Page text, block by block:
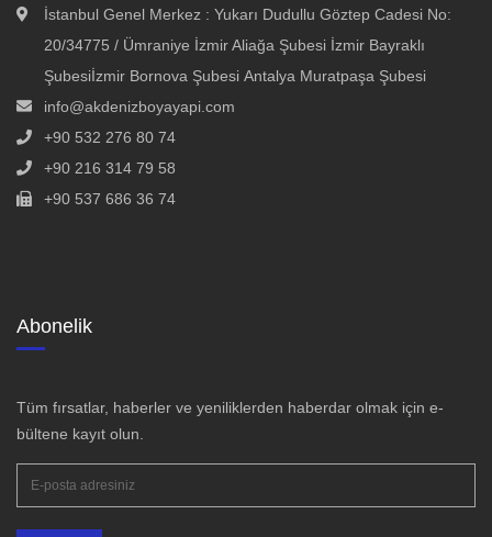
İstanbul Genel Merkez : Yukarı Dudullu Göztep Cadesi No:
20/34775 / Ümraniye İzmir Aliağa Şubesi İzmir Bayraklı
Şubesiİzmir Bornova Şubesi Antalya Muratpaşa Şubesi
info@akdenizboyayapi.com
+90 532 276 80 74
+90 216 314 79 58
+90 537 686 36 74
Abonelik
Tüm fırsatlar, haberler ve yeniliklerden haberdar olmak için e-
bültene kayıt olun.